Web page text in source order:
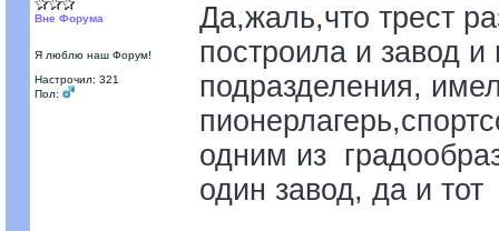
Вне Форума
Я люблю наш Форум!
Настрочил: 321
Пол:
Да,жаль,что трест
построила и завод и
подразделения,
одним из
один завод, да и